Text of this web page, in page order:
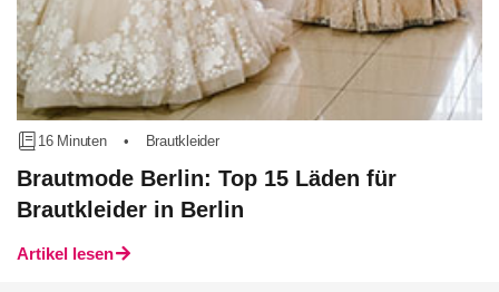
16 Minuten • Brautkleider
Brautmode Berlin: Top 15 Läden für
Brautkleider in Berlin
Artikel lesen